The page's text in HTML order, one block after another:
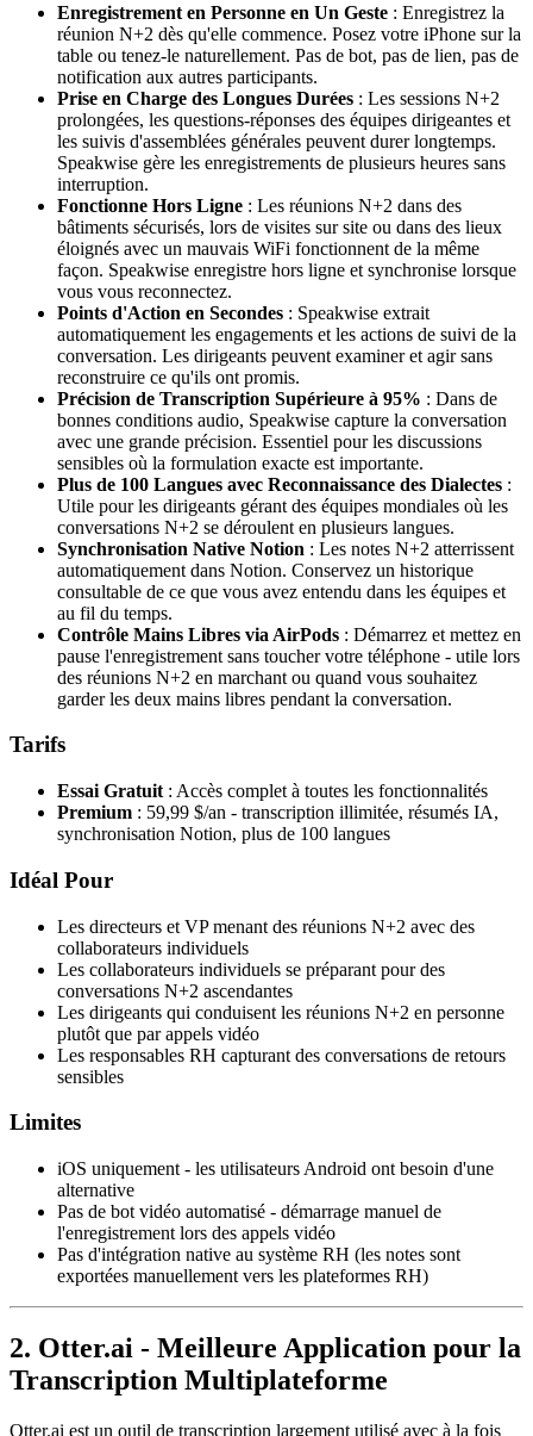
Enregistrement en Personne en Un Geste : Enregistrez la
réunion N+2 dès qu'elle commence. Posez votre iPhone sur la
table ou tenez-le naturellement. Pas de bot, pas de lien, pas de
notification aux autres participants.
Prise en Charge des Longues Durées : Les sessions N+2
prolongées, les questions-réponses des équipes dirigeantes et
les suivis d'assemblées générales peuvent durer longtemps.
Speakwise gère les enregistrements de plusieurs heures sans
interruption.
Fonctionne Hors Ligne : Les réunions N+2 dans des
bâtiments sécurisés, lors de visites sur site ou dans des lieux
éloignés avec un mauvais WiFi fonctionnent de la même
façon. Speakwise enregistre hors ligne et synchronise lorsque
vous vous reconnectez.
Points d'Action en Secondes : Speakwise extrait
automatiquement les engagements et les actions de suivi de la
conversation. Les dirigeants peuvent examiner et agir sans
reconstruire ce qu'ils ont promis.
Précision de Transcription Supérieure à 95% : Dans de
bonnes conditions audio, Speakwise capture la conversation
avec une grande précision. Essentiel pour les discussions
sensibles où la formulation exacte est importante.
Plus de 100 Langues avec Reconnaissance des Dialectes :
Utile pour les dirigeants gérant des équipes mondiales où les
conversations N+2 se déroulent en plusieurs langues.
Synchronisation Native Notion : Les notes N+2 atterrissent
automatiquement dans Notion. Conservez un historique
consultable de ce que vous avez entendu dans les équipes et
au fil du temps.
Contrôle Mains Libres via AirPods : Démarrez et mettez en
pause l'enregistrement sans toucher votre téléphone - utile lors
des réunions N+2 en marchant ou quand vous souhaitez
garder les deux mains libres pendant la conversation.
Tarifs
Essai Gratuit : Accès complet à toutes les fonctionnalités
Premium : 59,99 $/an - transcription illimitée, résumés IA,
synchronisation Notion, plus de 100 langues
Idéal Pour
Les directeurs et VP menant des réunions N+2 avec des
collaborateurs individuels
Les collaborateurs individuels se préparant pour des
conversations N+2 ascendantes
Les dirigeants qui conduisent les réunions N+2 en personne
plutôt que par appels vidéo
Les responsables RH capturant des conversations de retours
sensibles
Limites
iOS uniquement - les utilisateurs Android ont besoin d'une
alternative
Pas de bot vidéo automatisé - démarrage manuel de
l'enregistrement lors des appels vidéo
Pas d'intégration native au système RH (les notes sont
exportées manuellement vers les plateformes RH)
2. Otter.ai - Meilleure Application pour la
Transcription Multiplateforme
Otter.ai est un outil de transcription largement utilisé avec à la fois